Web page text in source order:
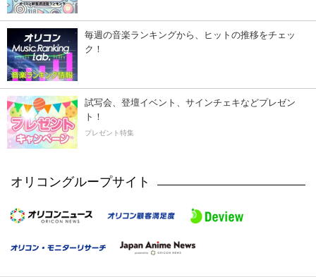
毎週の音楽ランキングから、ヒットの推移をチェッ
ク！
試写会、登壇イベント、サインチェキなどプレゼン
ト！
プレゼント特集
オリコングループサイト